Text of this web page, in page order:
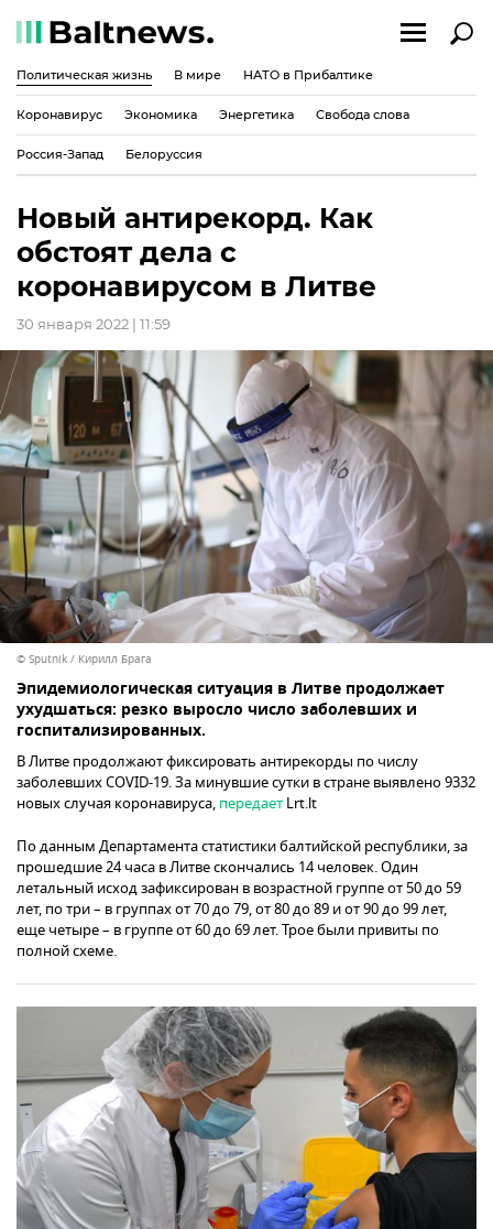
Политическая жизнь В мире НАТО в Прибалтике
Коронавирус Экономика Энергетика Свобода слова
Россия-Запад Белоруссия
Новый антирекорд. Как
обстоят дела с
коронавирусом в Литве
30 января 2022 | 11:59
© Sputnik / Кирилл Брага
Эпидемиологическая ситуация в Литве продолжает
ухудшаться: резко выросло число заболевших и
госпитализированных.
В Литве продолжают фиксировать антирекорды по числу
заболевших COVID-19. За минувшие сутки в стране выявлено 9332
новых случая коронавируса, передает Lrt.lt
По данным Департамента статистики балтийской республики, за
прошедшие 24 часа в Литве скончались 14 человек. Один
летальный исход зафиксирован в возрастной группе от 50 до 59
лет, по три – в группах от 70 до 79, от 80 до 89 и от 90 до 99 лет,
еще четыре – в группе от 60 до 69 лет. Трое были привиты по
полной схеме.